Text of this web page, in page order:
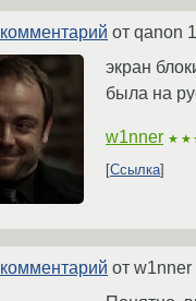
комментарий от qanon
экран
была на
w1nner
Ссылка
комментарий от w1nner